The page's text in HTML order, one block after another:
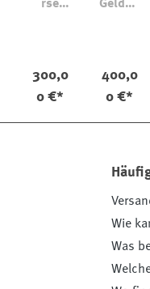
rse
300,0
0 €*
Geldbö
400,0
0 €*
Wie
Was